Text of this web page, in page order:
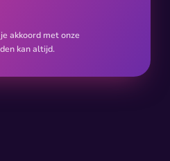
akkoord met onze
kan altijd.